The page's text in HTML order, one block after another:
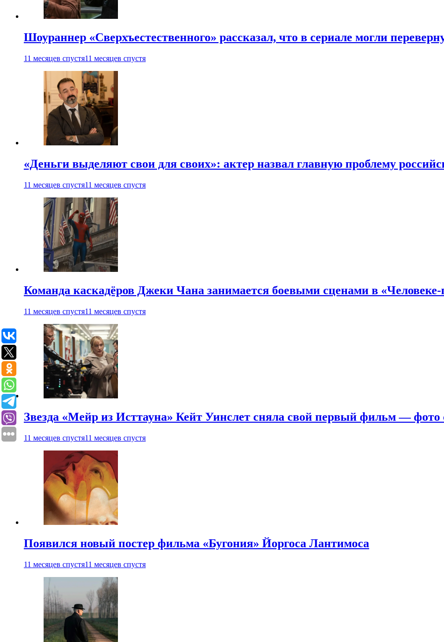
Шоураннер «Сверхъестественного» рассказал, что в сериале могли
11 месяцев спустя11 месяцев спустя
«Деньги выделяют свои для своих»: актер назвал главную проблему
11 месяцев спустя11 месяцев спустя
Команда каскадёров Джеки Чана занимается боевыми сценами в «Человеке-
11 месяцев спустя11 месяцев спустя
Звезда «Мейр из Исттауна» Кейт Уинслет сняла свой первый фильм — фото
11 месяцев спустя11 месяцев спустя
Появился новый постер фильма «Бугония» Йоргоса Лантимоса
11 месяцев спустя11 месяцев спустя